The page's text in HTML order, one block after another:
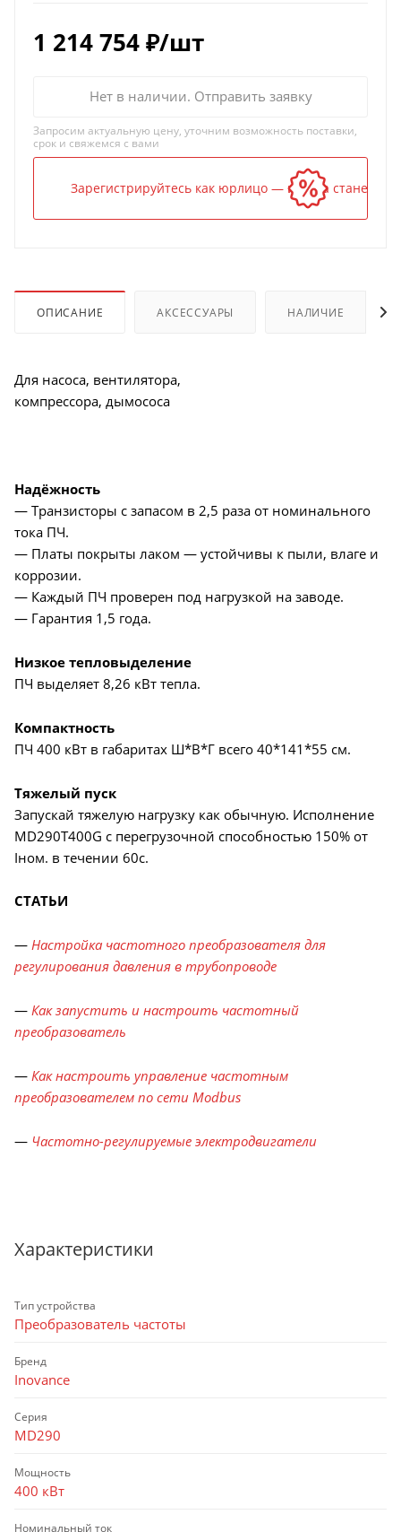
1 214 754₽/шт
Нет в наличии. Отправить заявку
Запросим актуальную цену, уточним возможность поставки,
срок и свяжемся с вами
Зарегистрируйтесь как юрлицо — и цена станет
ОПИСАНИЕ АКСЕССУАРЫ НАЛИЧИЕ
Для насоса, вентилятора,
компрессора, дымососа
Надёжность
— Транзисторы с запасом в 2,5 раза от номинального
тока ПЧ.
— Платы покрыты лаком — устойчивы к пыли, влаге и
коррозии.
— Каждый ПЧ проверен под нагрузкой на заводе.
— Гарантия 1,5 года.
Низкое тепловыделение
ПЧ выделяет 8,26 кВт тепла.
Компактность
ПЧ 400 кВт в габаритах Ш*В*Г всего 40*141*55 см.
Тяжелый пуск
Запускай тяжелую нагрузку как обычную. Исполнение
MD290T400G с перегрузочной способностью 150% от
Iном. в течении 60с.
СТАТЬИ
— Настройка частотного преобразователя для
регулирования давления в трубопроводе
— Как запустить и настроить частотный
преобразователь
— Как настроить управление частотным
преобразователем по сети Modbus
— Частотно-регулируемые электродвигатели
Характеристики
Тип устройства
Преобразователь частоты
Бренд
Inovance
Серия
MD290
Мощность
400 кВт
Номинальный ток